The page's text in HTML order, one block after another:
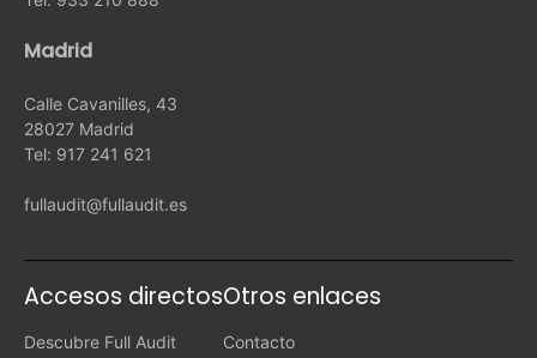
Madrid
Calle Cavanilles, 43
28027 Madrid
Tel: 917 241 621
fullaudit@fullaudit.es
Accesos directos
Descubre Full Audit
Otros enlaces
Contacto